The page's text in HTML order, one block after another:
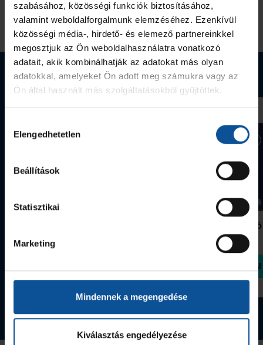
szabásához, közösségi funkciók biztosításához,
valamint weboldalforgalmunk elemzéséhez. Ezenkívül
közösségi média-, hirdető- és elemező partnereinkkel
megosztjuk az Ön weboldalhasználatra vonatkozó
adatait, akik kombinálhatják az adatokat más olyan
adatokkal, amelyeket Ön adott meg számukra vagy az
Ön által használt más szolgáltatásokból gyűjtöttek.
kiválasztása
Elengedhetetlen
Beállítások
Statisztikai
Marketing
Mindennek a megengedése
Kiválasztás engedélyezése
Webshop termékek
Tovább a webshopra
Szeged
1 090 Ft
Megvásárolom